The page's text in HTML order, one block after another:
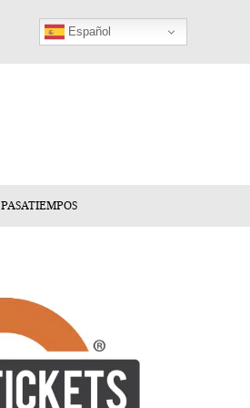
Español
PASATIEMPOS